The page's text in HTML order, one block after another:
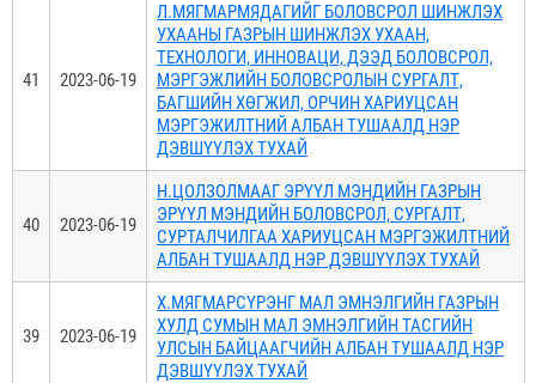
41 2023-06-19
Л.МЯГМАРМЯДАГИЙГ БОЛОВСРОЛ ШИНЖЛЭХ
УХААНЫ ГАЗРЫН ШИНЖЛЭХ УХААН,
ТЕХНОЛОГИ, ИННОВАЦИ, ДЭЭД БОЛОВСРОЛ,
МЭРГЭЖЛИЙН БОЛОВСРОЛЫН СУРГАЛТ,
БАГШИЙН ХӨГЖИЛ, ОРЧИН ХАРИУЦСАН
МЭРГЭЖИЛТНИЙ АЛБАН ТУШААЛД НЭР
ДЭВШҮҮЛЭХ ТУХАЙ
40 2023-06-19
Н.ЦОЛЗОЛМААГ ЭРҮҮЛ МЭНДИЙН ГАЗРЫН
ЭРҮҮЛ МЭНДИЙН БОЛОВСРОЛ, СУРГАЛТ,
СУРТАЛЧИЛГАА ХАРИУЦСАН МЭРГЭЖИЛТНИЙ
АЛБАН ТУШААЛД НЭР ДЭВШҮҮЛЭХ ТУХАЙ
39 2023-06-19
Х.МЯГМАРСҮРЭНГ МАЛ ЭМНЭЛГИЙН ГАЗРЫН
ХУЛД СУМЫН МАЛ ЭМНЭЛГИЙН ТАСГИЙН
УЛСЫН БАЙЦААГЧИЙН АЛБАН ТУШААЛД НЭР
ДЭВШҮҮЛЭХ ТУХАЙ